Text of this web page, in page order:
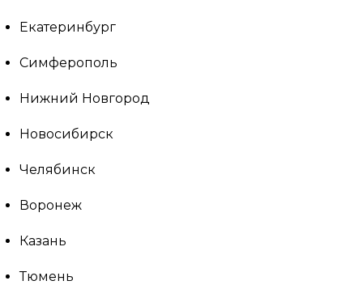
Екатеринбург
Симферополь
Нижний Новгород
Новосибирск
Челябинск
Воронеж
Казань
Тюмень